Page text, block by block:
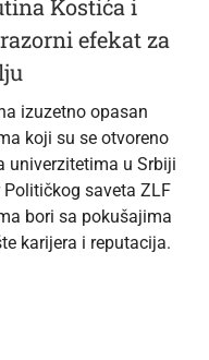
Kostića i
efekat za
izuzetno opasan
koji su se otvoreno
univerzitetima u Srbiji
saveta ZLF
bori sa pokušajima
karijera i reputacija.